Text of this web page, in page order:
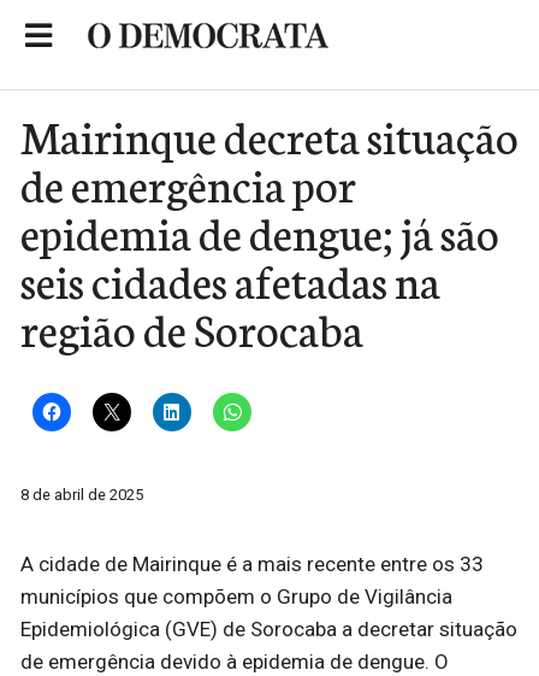
Mairinque decreta situação
de emergência por
epidemia de dengue; já são
seis cidades afetadas na
região de Sorocaba
8 de abril de 2025
A cidade de Mairinque é a mais recente entre os 33
municípios que compõem o Grupo de Vigilância
Epidemiológica (GVE) de Sorocaba a decretar situação
de emergência devido à epidemia de dengue. O